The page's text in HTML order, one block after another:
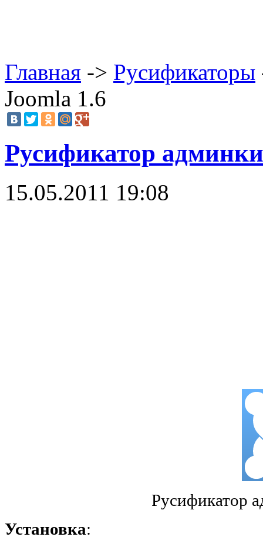
Главная -> Русификаторы
Joomla 1.6
Русификатор
15.05.2011 19:08
Русификатор
Установка: